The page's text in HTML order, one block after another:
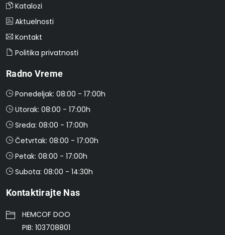
Katalozi
Aktuelnosti
Kontakt
Politika privatnosti
Radno Vreme
Ponedeljak: 08:00 - 17:00h
Utorak: 08:00 - 17:00h
Sreda: 08:00 - 17:00h
Četvrtak: 08:00 - 17:00h
Petak: 08:00 - 17:00h
Subota: 08:00 - 14:30h
Kontaktirajte Nas
HEMCOF DOO
PIB: 103708801